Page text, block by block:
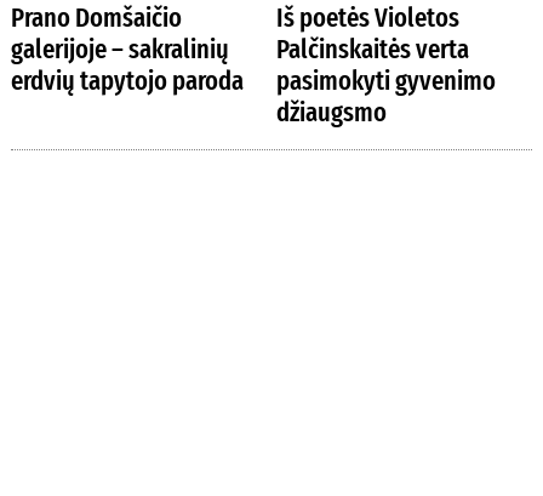
Prano Domšaičio
galerijoje – sakralinių
erdvių tapytojo paroda
Iš poetės Violetos
Palčinskaitės verta
pasimokyti gyvenimo
džiaugsmo